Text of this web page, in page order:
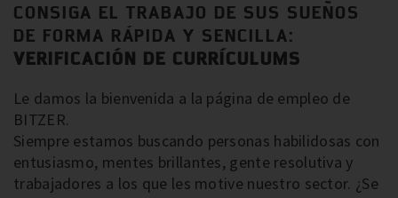
CONSIGA EL TRABAJO DE SUS SUEÑOS
DE FORMA RÁPIDA Y SENCILLA:
VERIFICACIÓN DE CURRÍCULUMS
Le damos la bienvenida a la página de empleo de
BITZER.
Siempre estamos buscando personas habilidosas con
entusiasmo, mentes brillantes, gente resolutiva y
trabajadores a los que les motive nuestro sector. ¿Se